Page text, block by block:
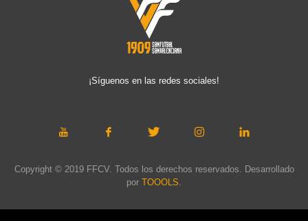
¡Síguenos en las redes sociales!
Copyright © 2019 FFCV. Todos los derechos reservados. Desarrollado
por TOOOLS.